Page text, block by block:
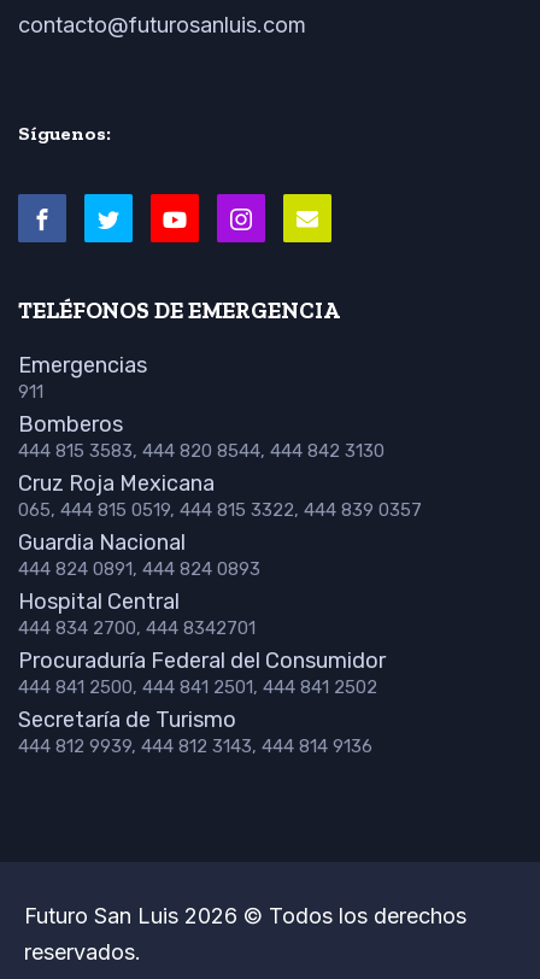
contacto@futurosanluis.com
Síguenos:
TELÉFONOS DE EMERGENCIA
Emergencias
911
Bomberos
444 815 3583, 444 820 8544, 444 842 3130
Cruz Roja Mexicana
065, 444 815 0519, 444 815 3322, 444 839 0357
Guardia Nacional
444 824 0891, 444 824 0893
Hospital Central
444 834 2700, 444 8342701
Procuraduría Federal del Consumidor
444 841 2500, 444 841 2501, 444 841 2502
Secretaría de Turismo
444 812 9939, 444 812 3143, 444 814 9136
Futuro San Luis 2026 © Todos los derechos
reservados.